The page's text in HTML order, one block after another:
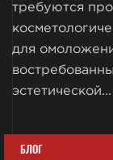
требуются
для
эстетической...
БЛОГ